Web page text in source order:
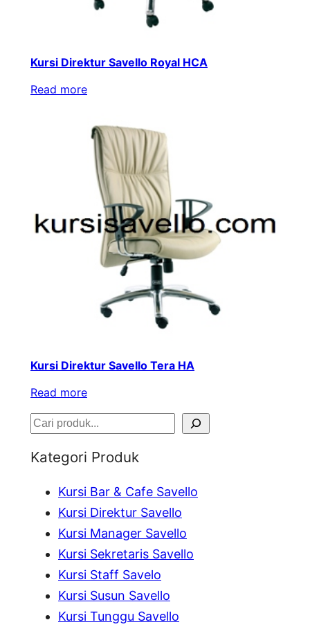
Kursi Direktur Savello Royal HCA
Read more
Kursi Direktur Savello Tera HA
Read more
S
Kategori Produk
Kursi Bar & Cafe Savello
Kursi Direktur Savello
Kursi Manager Savello
Kursi Sekretaris Savello
Kursi Staff Savelo
Kursi Susun Savello
Kursi Tunggu Savello